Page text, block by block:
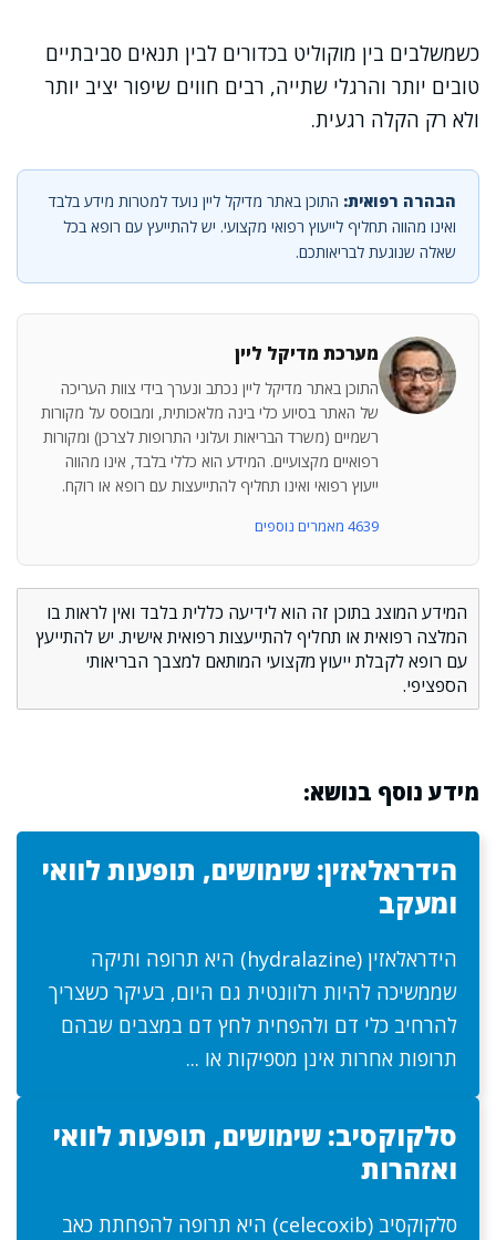
כשמשלבים בין מוקוליט בכדורים לבין תנאים סביבתיים
טובים יותר והרגלי שתייה, רבים חווים שיפור יציב יותר
ולא רק הקלה רגעית.
הבהרה רפואית: התוכן באתר מדיקל ליין נועד למטרות מידע בלבד
ואינו מהווה תחליף לייעוץ רפואי מקצועי. יש להתייעץ עם רופא בכל
שאלה שנוגעת לבריאותכם.
מערכת מדיקל ליין
התוכן באתר מדיקל ליין נכתב ונערך בידי צוות העריכה
של האתר בסיוע כלי בינה מלאכותית, ומבוסס על מקורות
רשמיים (משרד הבריאות ועלוני התרופות לצרכן) ומקורות
רפואיים מקצועיים. המידע הוא כללי בלבד, אינו מהווה
ייעוץ רפואי ואינו תחליף להתייעצות עם רופא או רוקח.
4639 מאמרים נוספים
המידע המוצג בתוכן זה הוא לידיעה כללית בלבד ואין לראות בו
המלצה רפואית או תחליף להתייעצות רפואית אישית. יש להתייעץ
עם רופא לקבלת ייעוץ מקצועי המותאם למצבך הבריאותי
הספציפי.
מידע נוסף בנושא:
הידראלאזין: שימושים, תופעות לוואי
ומעקב
הידראלאזין (hydralazine) היא תרופה ותיקה
שממשיכה להיות רלוונטית גם היום, בעיקר כשצריך
להרחיב כלי דם ולהפחית לחץ דם במצבים שבהם
תרופות אחרות אינן מספיקות או ...
סלקוקסיב: שימושים, תופעות לוואי
ואזהרות
סלקוקסיב (celecoxib) היא תרופה להפחתת כאב